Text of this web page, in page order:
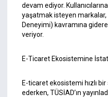
devam ediyor.
yaşatmak isteyen markalar,
Deneyimi) kavramına
veriyor.
E-Ticaret Ekosistemine
E-ticaret ekosistemi hızlı
ederken, TÜSİAD’ın